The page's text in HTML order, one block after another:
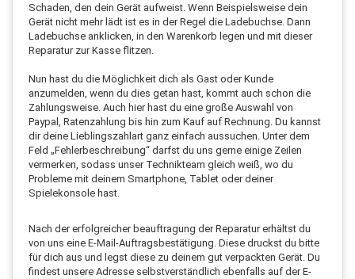
Schaden, den dein Gerät aufweist. Wenn Beispielsweise dein
Gerät nicht mehr lädt ist es in der Regel die Ladebuchse. Dann
Ladebuchse anklicken, in den Warenkorb legen und mit dieser
Reparatur zur Kasse flitzen.
Nun hast du die Möglichkeit dich als Gast oder Kunde
anzumelden, wenn du dies getan hast, kommt auch schon die
Zahlungsweise. Auch hier hast du eine große Auswahl von
Paypal, Ratenzahlung bis hin zum Kauf auf Rechnung. Du kannst
dir deine Lieblingszahlart ganz einfach aussuchen. Unter dem
Feld „Fehlerbeschreibung“ darfst du uns gerne einige Zeilen
vermerken, sodass unser Technikteam gleich weiß, wo du
Probleme mit deinem Smartphone, Tablet oder deiner
Spielekonsole hast.
Nach der erfolgreicher beauftragung der Reparatur erhältst du
von uns eine E-Mail-Auftragsbestätigung. Diese druckst du bitte
für dich aus und legst diese zu deinem gut verpackten Gerät. Du
findest unsere Adresse selbstverständlich ebenfalls auf der E-